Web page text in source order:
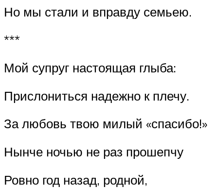
Но мы стали и вправду семьею.
***
Мой супруг настоящая глыба:
Прислониться надежно к плечу.
За любовь твою милый «спасибо!»
Нынче ночью не раз прошепчу
Ровно год назад, родной,